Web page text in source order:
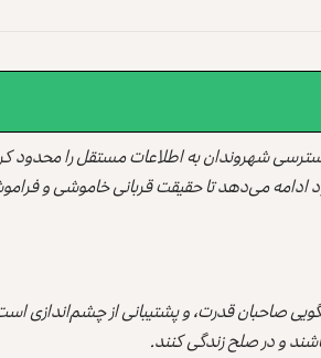
شهروندان به اطلاعات مستقل را محدود
ادامه می‌دهد تا حقیقت قربانی خاموشی و
صاحبان قدرت، و پشتیبانی از چشم‌اندازی
و در صلح زندگی کنند.